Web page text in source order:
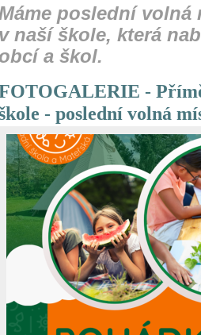
poslední volná
v naší škole, která
obcí a škol.
-
- poslední volná